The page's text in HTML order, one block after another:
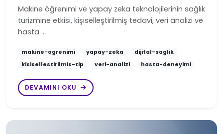
Makine öğrenimi ve yapay zeka teknolojilerinin sağlık
turizmine etkisi, kişiselleştirilmiş tedavi, veri analizi ve
hasta …
makine-ogrenimi yapay-zeka
dijital-saglik
kisisellestirilmis-tip
veri-analizi hasta-deneyimi
DEVAMINI OKU